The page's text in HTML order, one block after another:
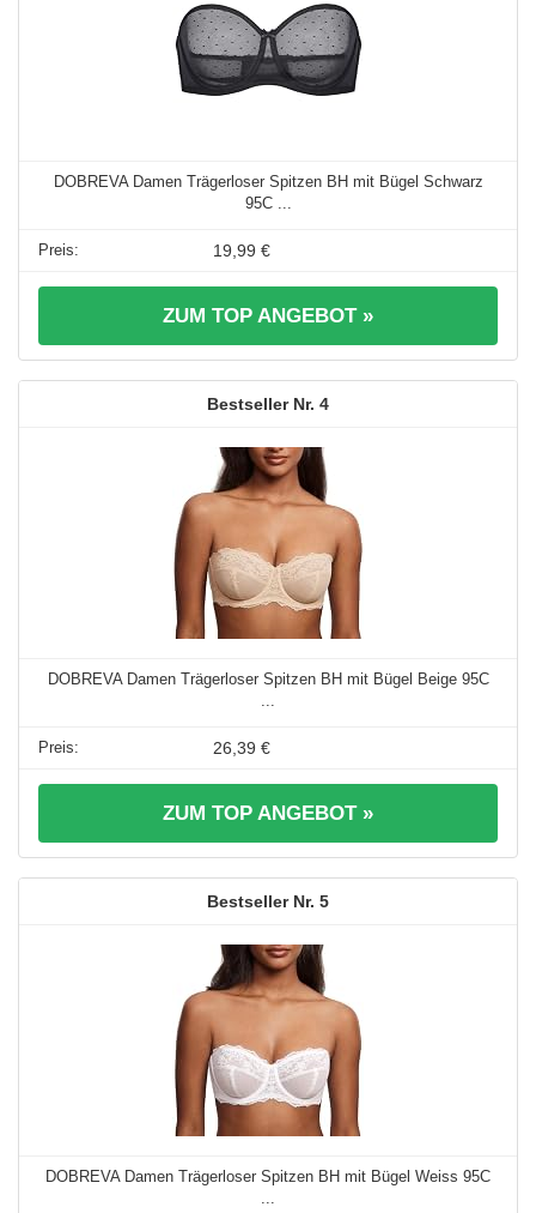
DOBREVA Damen Trägerloser Spitzen BH mit Bügel Schwarz
95C ...
19,99 €
ZUM TOP ANGEBOT »
4
DOBREVA Damen Trägerloser Spitzen BH mit Bügel Beige 95C
...
26,39 €
ZUM TOP ANGEBOT »
5
DOBREVA Damen Trägerloser Spitzen BH mit Bügel Weiss 95C
...